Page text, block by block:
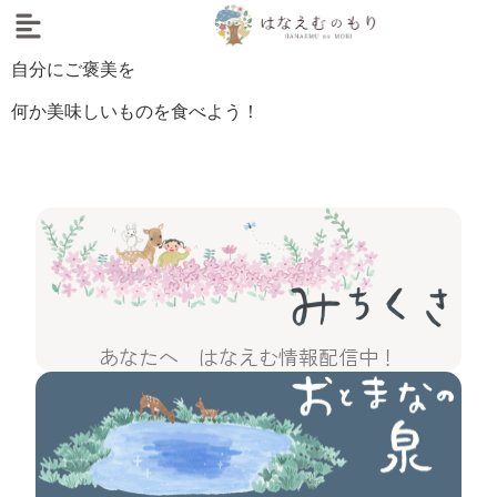
自分にご褒美を
何か美味しいものを食べよう！
あなたへ はなえむ情報配信中！